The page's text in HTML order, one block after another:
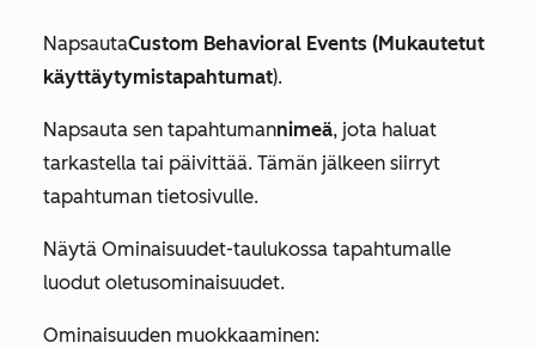
NapsautaCustom Behavioral Events (Mukautetut
käyttäytymistapahtumat).
Napsauta sen tapahtumannimeä, jota haluat
tarkastella tai päivittää. Tämän jälkeen siirryt
tapahtuman tietosivulle.
Näytä Ominaisuudet-taulukossa tapahtumalle
luodut oletusominaisuudet.
Ominaisuuden muokkaaminen: